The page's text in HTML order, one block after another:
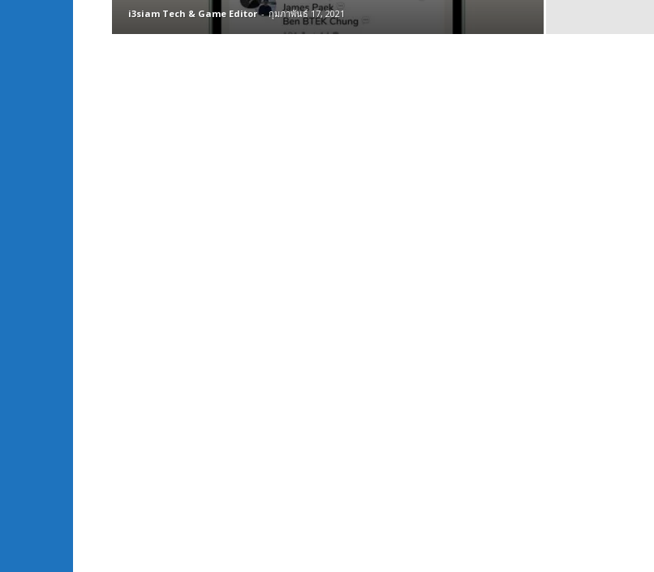
i3siam Tech & Game Editor - กุมภาพันธ์ 17, 2021